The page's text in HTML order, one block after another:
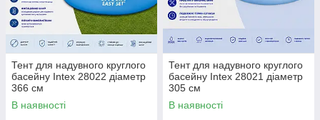
Тент для надувного круглого
басейну Intex 28022 діаметр
366 см
В наявності
Тент для надувного круглого
басейну Intex 28021 діаметр
305 см
В наявності